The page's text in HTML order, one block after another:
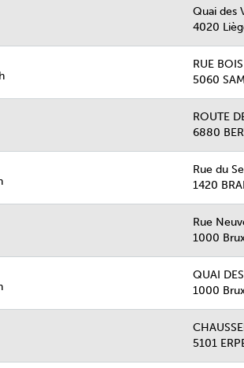
Quai des
4020
RUE
5060
ROUTE
6880
Rue du
1420
Rue
1000
QUAI
1000
5101